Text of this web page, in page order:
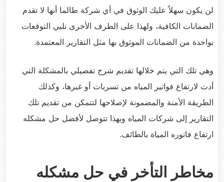
لن يكون سهلاً عليك الوثوق في أي شركة طالما أنها لا تقدم
الضمانات الكافية، ولهذا على الطرف الأخرى نلبي التوقعات
بواحدة من الضمانات الموثوق بها مثل التقارير المعتمدة.
وهي تلك التي يتم خلالها تقديم شرح تفصيلي بالمشكلة التي
أدت لارتفاع فواتير المياه من تسربات أو غيرها، وكذلك
الطريقة الأمنة والمضمونة لإصلاحها لتتمكن من تقديم تلك
التقارير إلى شركات المياه وبهذا تتوصل لأفضل حل مشكله
ارتفاع فاتوره المياة بالطائف.
مخاطر التأخر في حل مشكله